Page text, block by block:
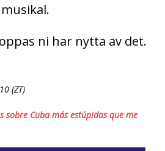
ni har nytta av det.
(ZT)
sobre Cuba más estúpidas que me